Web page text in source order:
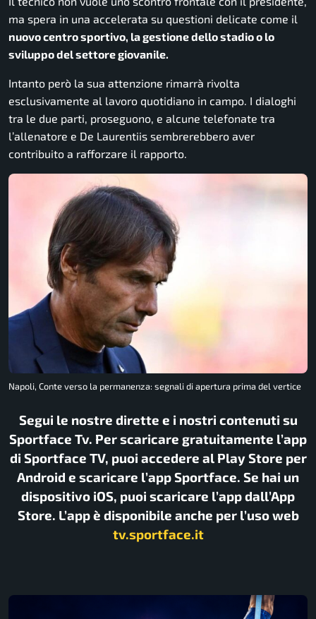
ma spera in una accelerata su questioni delicate come il
nuovo centro sportivo, la gestione dello stadio o lo
sviluppo del settore giovanile.
Intanto però la sua attenzione rimarrà rivolta
esclusivamente al lavoro quotidiano in campo. I dialoghi
tra le due parti, proseguono, e alcune telefonate tra
l’allenatore e De Laurentiis sembrerebbero aver
contribuito a rafforzare il rapporto.
Napoli, Conte verso la permanenza: segnali di apertura prima del vertice
Segui le nostre dirette e i nostri contenuti su
Sportface Tv. Per scaricare gratuitamente l’app
di Sportface TV, puoi accedere al Play Store per
Android e scaricare l’app Sportface. Se hai un
dispositivo iOS, puoi scaricare l’app dall’App
Store. L’app è disponibile anche per l’uso web
tv.sportface.it